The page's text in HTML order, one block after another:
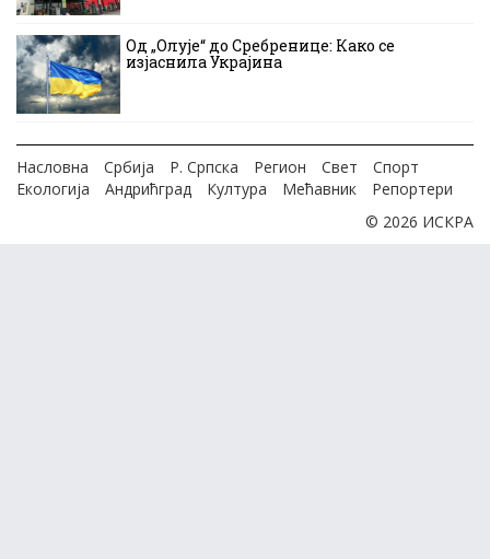
Од „Олује“ до Сребренице: Како се
изјаснила Украјина
Насловна Србија Р. Српска Регион Свет
Спорт
Екологија
Андрићград Култура Мећавник
Репортери
© 2026 ИСКРА